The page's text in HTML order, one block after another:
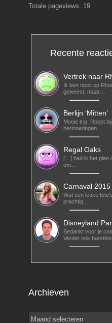
Totale pageviews: 19
Recente
Vertrek naar
Ik ben nooit op
geweest, maar…
Berlijn ‘Mitten’
Mooie trip. Roept
herinneringen…
Regal Oaks
[…] had ik het plan
om…
Carnaval 2015
Wat een leuke
prachtig…
Disneyland
Bedankt voor je
Verder ook
Archieven
Archieven